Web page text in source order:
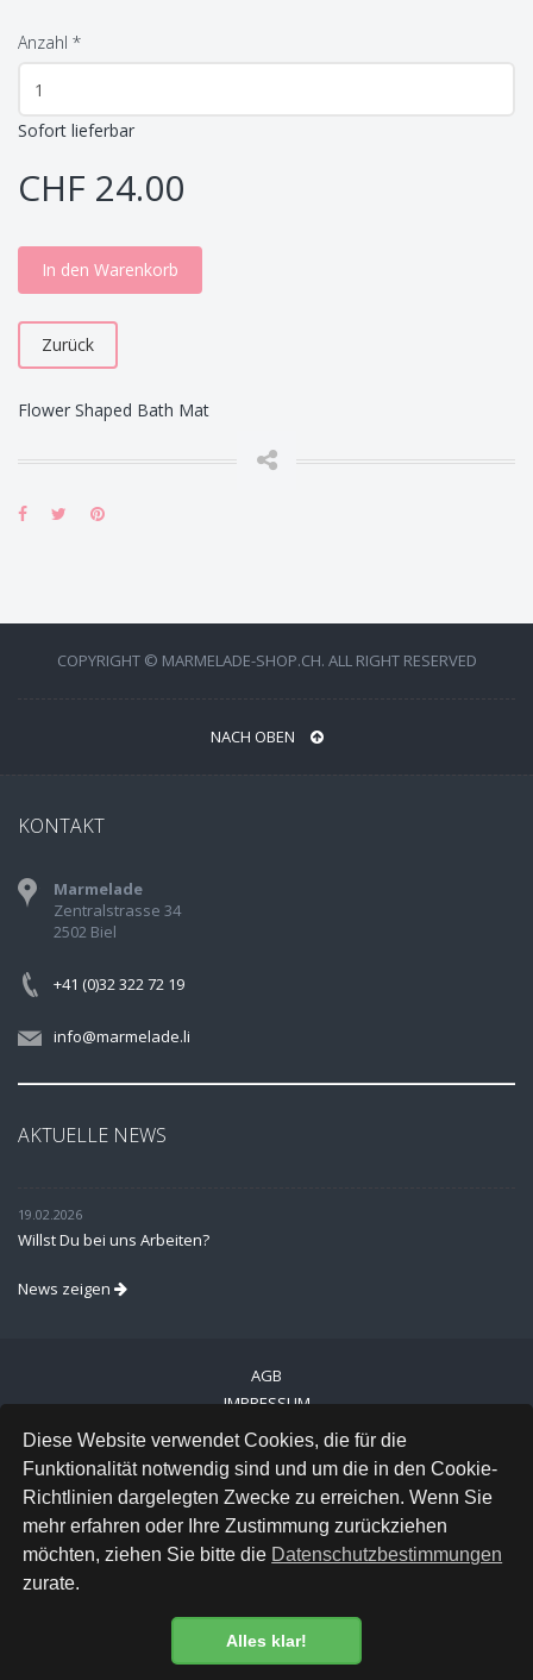
Datenschutzbestimmung
Diese Website verwendet Cookies, die für die
Funktionalität notwendig sind und um die in den Cookie-
Richtlinien dargelegten Zwecke zu erreichen. Wenn Sie
mehr erfahren oder Ihre Zustimmung zurückziehen
möchten, ziehen Sie bitte die Datenschutzbestimmungen
zurate.
Alles klar!
Anzahl *
Sofort lieferbar
CHF 24.00
In den Warenkorb
Zurück
Flower Shaped Bath Mat
COPYRIGHT © MARMELADE-SHOP.CH. ALL RIGHT RESERVED
NACH OBEN
KONTAKT
Marmelade
Zentralstrasse 34
2502 Biel
+41 (0)32 322 72 19
info@marmelade.li
AKTUELLE NEWS
19.02.2026
Willst Du bei uns Arbeiten?
News zeigen
AGB
IMPRESSUM
VERSAND
DATENSCHUTZ
INSTAGRAM